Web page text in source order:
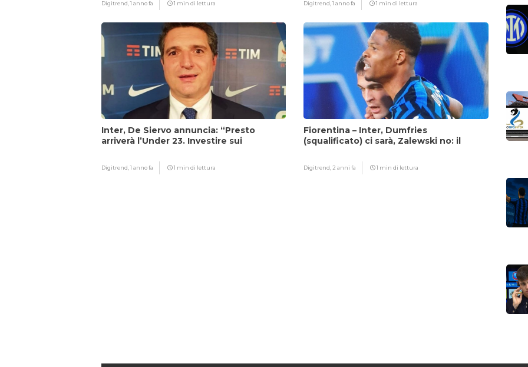
Digitrend,1 anno fa 1 min di lettura Digitrend,1 anno fa 1 min di lettura
Inter, De Siervo annuncia: “Presto
arriverà l’Under 23. Investire sui
Digitrend,1 anno fa 1 min di lettura
Fiorentina – Inter, Dumfries
(squalificato) ci sarà, Zalewski no: il
Digitrend,2 anni fa 1 min di lettura